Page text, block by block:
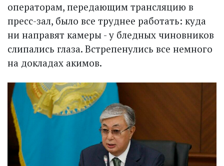
операторам, передающим трансляцию в
пресс-зал, было все труднее работать: куда
ни направят камеры - у бледных чиновников
слипались глаза. Встрепенулись все немного
на докладах акимов.